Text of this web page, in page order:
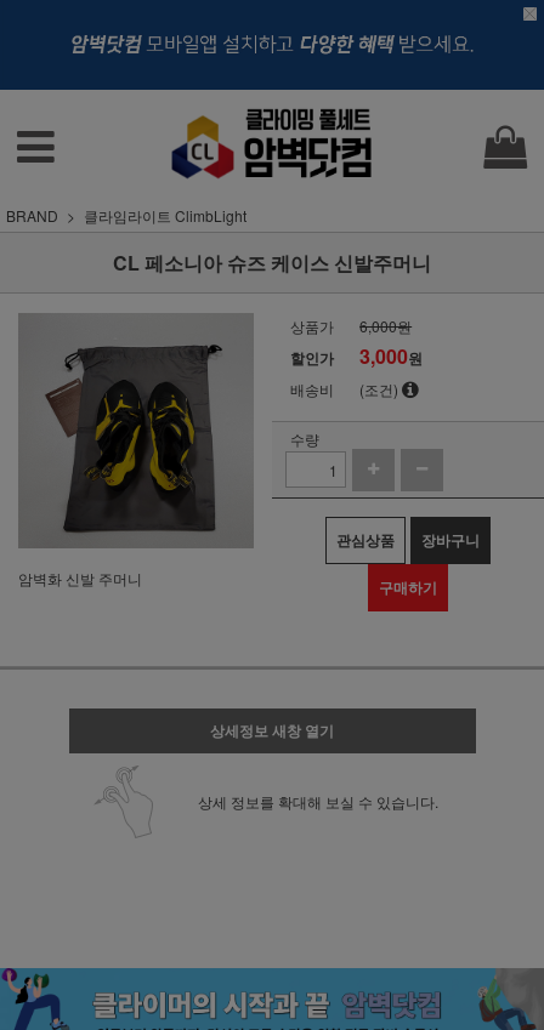
BRAND 클라임라이트 ClimbLight
CL 페소니아 슈즈 케이스 신발주머니
암벽화 신발 주머니
상품가 6,000원
할인가 3,000원
배송비 (조건)
수량
관심상품 장바구니
구매하기
상세정보 새창 열기
상세 정보를 확대해 보실 수 있습니다.